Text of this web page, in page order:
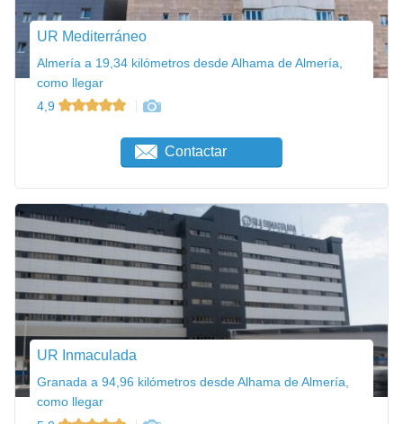
UR Mediterráneo
Almería a 19,34 kilómetros desde Alhama de Almería,
como llegar
4,9
Contactar
UR Inmaculada
Granada a 94,96 kilómetros desde Alhama de Almería,
como llegar